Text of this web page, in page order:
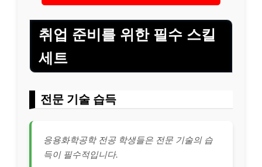
취업 준비를 위한 필수 스킬
세트
전문 기술 습득
응용화학공학 전공 학생들은 전문 기술의 습
득이 필수적입니다.